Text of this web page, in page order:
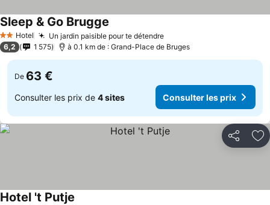
2 Étoiles
Hotel Un jardin paisible pour te détendre
Sleep & Go Brugge
6,2 1 575 à 0.1 km de : Grand-Place de Bruges
De 63 €
Consulter les prix de 4 sites Consulter les prix
Partager
Hotel 't Putje